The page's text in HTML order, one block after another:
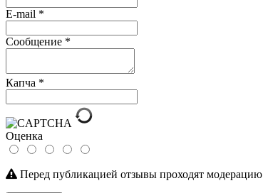
E-mail *
Сообщение *
Капча *
Оценка
Перед публикацией отзывы проходят модерацию